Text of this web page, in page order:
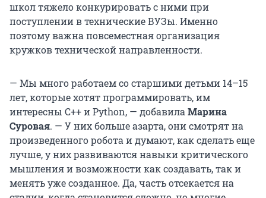
школ тяжело конкурировать с ними при
поступлении в технические ВУЗы. Именно
поэтому важна повсеместная организация
кружков технической направленности.
— Мы много работаем со старшими детьми 14–15
лет, которые хотят программировать, им
интересны С++ и Python, — добавилаМарина
Суровая. — У них больше азарта, они смотрят на
произведенного робота и думают, как сделать еще
лучше, у них развиваются навыки критического
мышления и возможности как создавать, так и
менять уже созданное. Да, часть отсекается на